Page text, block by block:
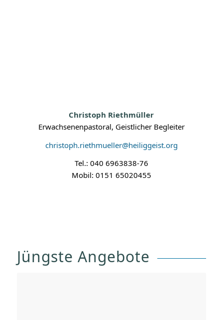
Christoph Riethmüller
Erwachsenenpastoral, Geistlicher Begleiter
christoph.riethmueller@heiliggeist.org
Tel.: 040 6963838-76
Mobil: 0151 65020455
Jüngste Angebote